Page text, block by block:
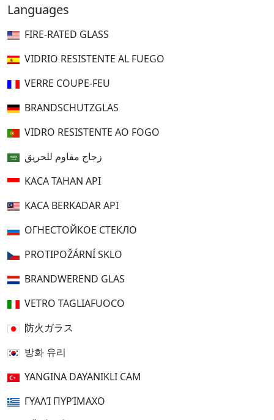
Languages
FIRE-RATED GLASS
VIDRIO RESISTENTE AL FUEGO
VERRE COUPE-FEU
BRANDSCHUTZGLAS
VIDRO RESISTENTE AO FOGO
زجاج مقاوم للحريق
KACA TAHAN API
KACA BERKADAR API
ОГНЕСТОЙКОЕ СТЕКЛО
PROTIPOŽÁRNÍ SKLO
BRANDWEREND GLAS
VETRO TAGLIAFUOCO
防火ガラス
방화 유리
YANGINA DAYANIKLI CAM
ΓΥΑΛΊ ΠΥΡΊΜΑΧΟ